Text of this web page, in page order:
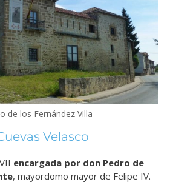
de los Fernández Villa
Velasco
encargada por don Pedro de
, mayordomo mayor de Felipe IV.